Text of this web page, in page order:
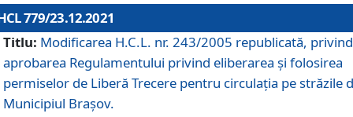
779/23.12.2021
Titlu: Modificarea H.C.L. nr. 243/2005 republicată, privind
aprobarea Regulamentului privind eliberarea şi folosirea
permiselor de Liberă Trecere pentru circulația pe străzile
Municipiul Braşov.